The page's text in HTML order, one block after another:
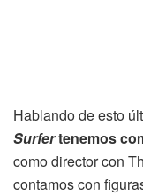
Hablando de esto
Surfertenemos
como director con
contamos con